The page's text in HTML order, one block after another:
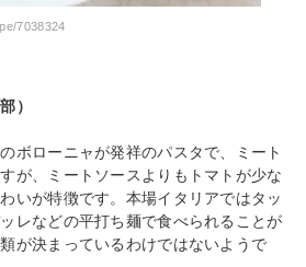
7038324
）
ボローニャが発祥のパスタで、ミート
が、ミートソースよりもトマトが少な
いが特徴です。本場イタリアではタッ
レなどの平打ち麺で食べられることが
が決まっているわけではないようで